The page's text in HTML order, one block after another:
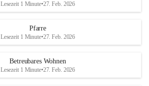
Lesezeit 1 Minute•27. Feb. 2026
Pfarre
Lesezeit 1 Minute•27. Feb. 2026
Betreubares Wohnen
Lesezeit 1 Minute•27. Feb. 2026